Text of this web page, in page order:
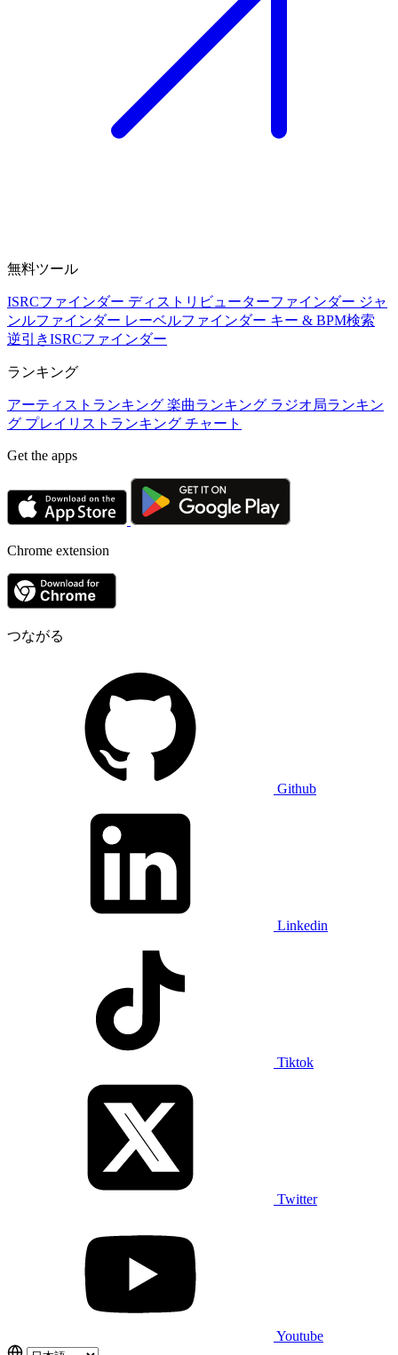
無料ツール
ISRCファインダー ディストリビューターファインダー ジャ
ンルファインダー レーベルファインダー キー & BPM検索
逆引きISRCファインダー
ランキング
アーティストランキング 楽曲ランキング ラジオ局ランキン
グ プレイリストランキング チャート
Get the apps
Chrome extension
つながる
Github
Linkedin
Tiktok
Twitter
Youtube